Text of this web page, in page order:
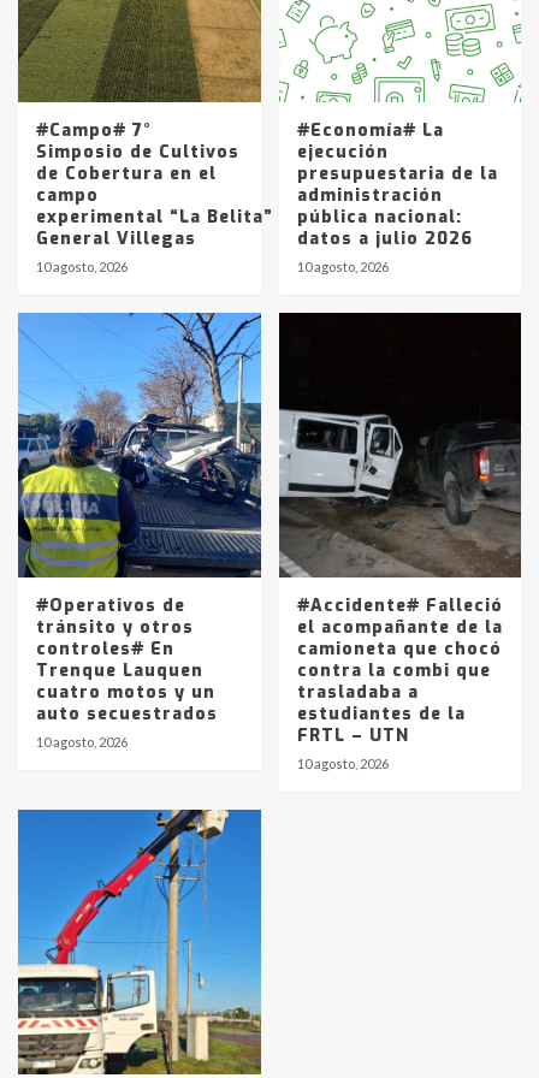
5
Los precios de los combustibles en
La Pampa, desde YPF hasta Axion
entre 857 a 1338 pesos
#Campo# 7°
Simposio de Cultivos
de Cobertura en el
campo
experimental “La Belita” del INTA
General Villegas
10 agosto, 2026
#Economía# La
ejecución
presupuestaria de la
administración
pública nacional:
datos a julio 2026
10 agosto, 2026
#Operativos de
tránsito y otros
controles# En
Trenque Lauquen
cuatro motos y un
auto secuestrados
10 agosto, 2026
#Accidente# Falleció
el acompañante de la
camioneta que chocó
contra la combi que
trasladaba a
estudiantes de la
FRTL – UTN
10 agosto, 2026